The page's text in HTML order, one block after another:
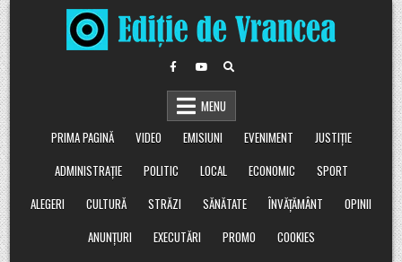
Skip
to
content
MENU
PRIMA PAGINĂ
VIDEO EMISIUNI EVENIMENT
JUSTIȚIE
ADMINISTRAȚIE
POLITIC LOCAL ECONOMIC
SPORT
ALEGERI
CULTURĂ STRĂZI SĂNĂTATE ÎNVĂȚĂMÂNT
OPINII
ANUNȚURI
EXECUTĂRI PROMO COOKIES